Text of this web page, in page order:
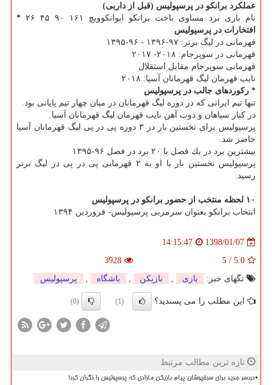
عملكرد برانكو در پرسپولیس (قبل از داربی)
نام بازی برد مساوی باخت برانكو ایوانكوویچ ۱۶۱ ۹۰ ۴۵ ۲۶
*
افتخارات در پرسپولیس
قهرمانی در لیگ برتر: ۹۷-۱۳۹۶ - ۹۶-۱۳۹۵
قهرمانی در سوپرجام: ۲۰۱۸- ۲۰۱۷
قهرمانی سوپرجام مقابل استقلال
نایب قهرمان لیگ قهرمانان آسیا: ۲۰۱۸
* ركوردهای جالب در پرسپولیس
تنها تیم ایرانی كه در دوره لیگ قهرمانان در میان چهار تیم پایانی بود.
در كنار سپاهان و ذوب آهن نایب قهرمان لیگ قهرمانان آسیا.
پرسپولیس برای نخستین بار در ۳ دوره پی در پی لیگ قهرمانان آسیا
حاضر شد.
بیشترین برد در یك فصل با ۲۰ برد در فصل ۹۶-۱۳۹۵
پرسپولیس نخستین بار با او به ۲ قهرمانی پی در پی در لیگ برتر
رسید.
۱۰ لحظه منتخب از حضور برانكو در پرسپولیس
انتخاب برانكو بعنوان سرمربی پرسپولیس- فروردین ۱۳۹۴
1398/01/07
14:15:47
5.0
/
5
3928
تگهای خبر:
بازی , بازیكن , باشگاه , پرسپولیس
این مطلب را می پسندید؟ (1)
(0)
تازه ترین مطالب مرتبط
دردسر جدید برای سرخپوشان پیام بازیکن مازادی که پرسپولیس را نگران کرد!